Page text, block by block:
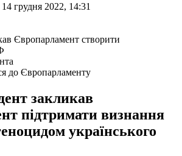
грудня 2022, 14:31
до Європарламенту
закликав
підтримати визнання
українського